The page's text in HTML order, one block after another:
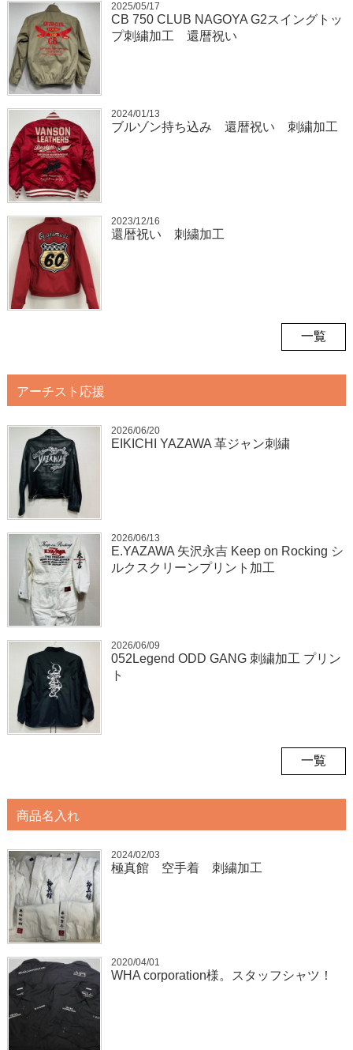
2025/05/17
CB 750 CLUB NAGOYA G2スイングトッ
プ刺繍加工 還暦祝い
2024/01/13
ブルゾン持ち込み 還暦祝い 刺繍加工
2023/12/16
還暦祝い 刺繍加工
一覧
アーチスト応援
2026/06/20
EIKICHI YAZAWA 革ジャン刺繍
2026/06/13
E.YAZAWA 矢沢永吉 Keep on Rocking シ
ルクスクリーンプリント加工
2026/06/09
052Legend ODD GANG 刺繍加工 プリン
ト
一覧
商品名入れ
2024/02/03
極真館 空手着 刺繍加工
2020/04/01
WHA corporation様。スタッフシャツ！